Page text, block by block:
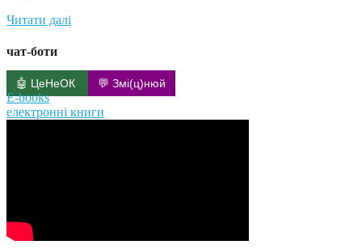
Читати далі
чат-боти
🤖 ЦеНеОК 💬 Змі(ц)нюй
E-books
електронні книги